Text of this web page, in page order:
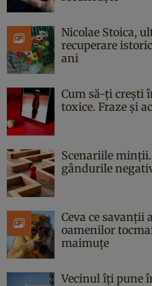
Nicolae Stoica,
recuperare
ani
Cum să-ți crești
toxice. Fraze și
Scenariile
gândurile
Ceva ce savanții
oamenilor
maimuțe
Vecinul îți pune